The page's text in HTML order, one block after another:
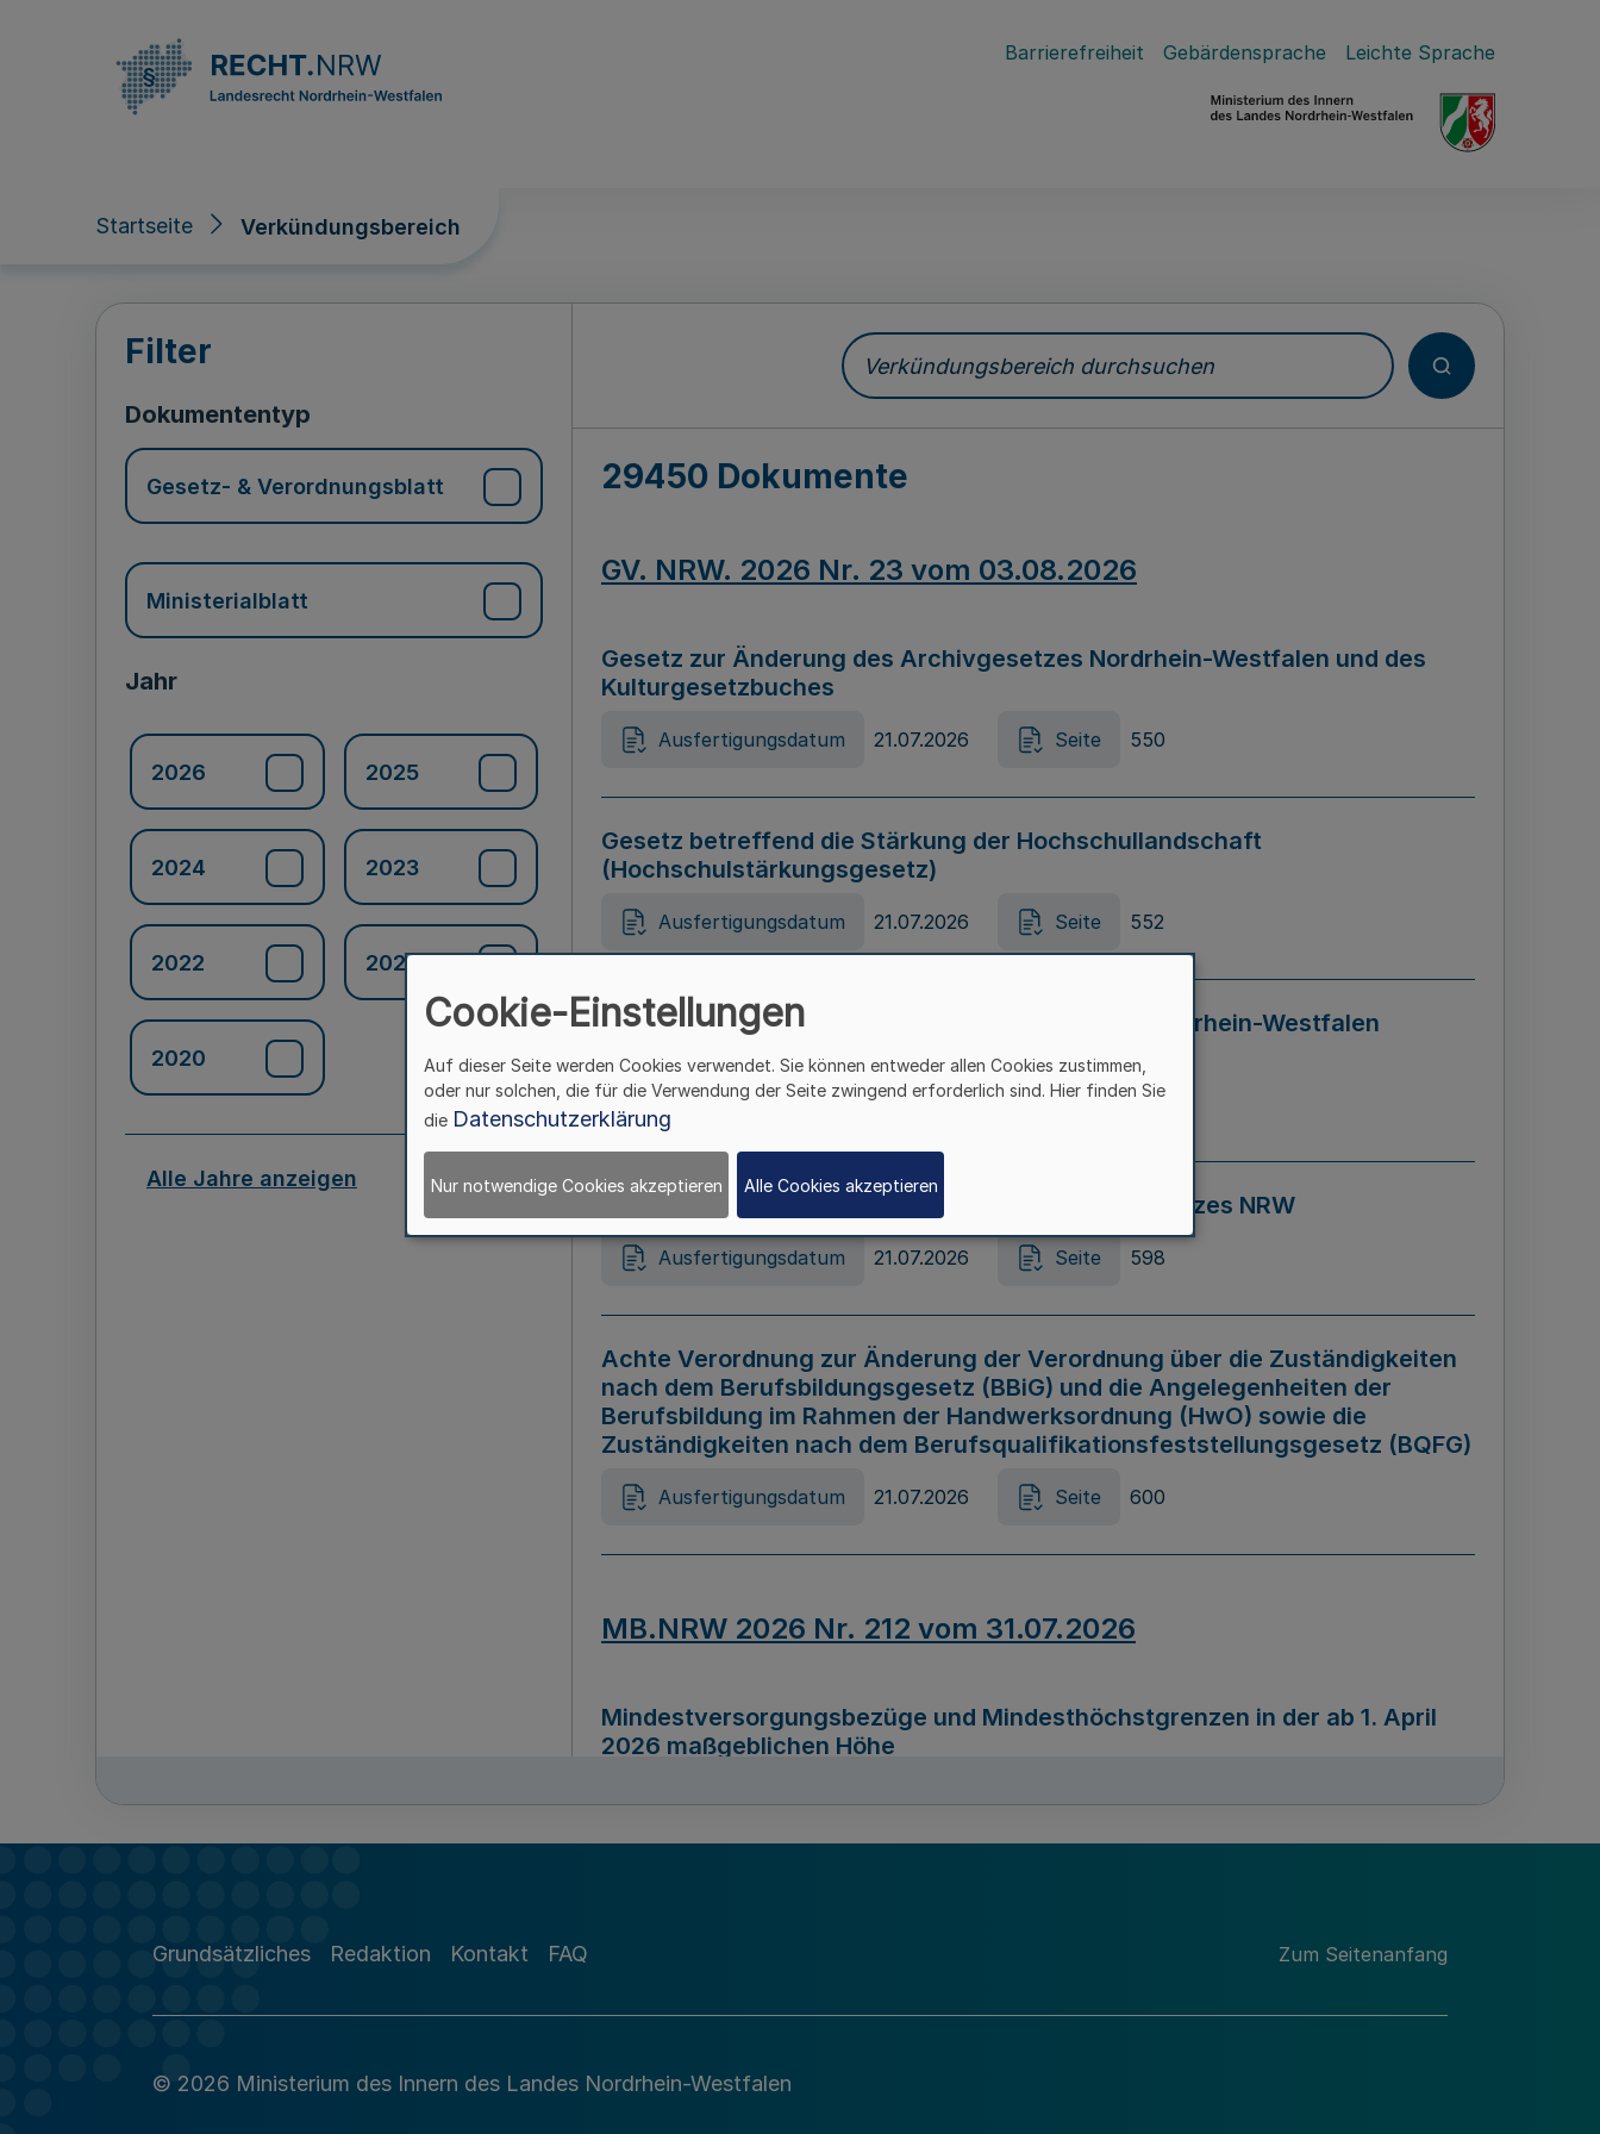
Barrierefreiheit Gebärdensprache Leichte Sprache
Startseite Verkündungsbereich
Verkündungsbereich
Filter
Dokumententyp
Gesetz- & Verordnungsblatt
Ministerialblatt
Jahr
2026 2025
2024 2023
2022 2021
2020
Alle Jahre anzeigen
Verkündungsbereich durchsuchen
29450 Dokumente
GV. NRW. 2026 Nr. 23 vom 03.08.2026
Gesetz zur Änderung des Archivgesetzes Nordrhein-Westfalen und des
Kulturgesetzbuches
Ausfertigungsdatum 21.07.2026 Seite 550
Gesetz betreffend die Stärkung der Hochschullandschaft
(Hochschulstärkungsgesetz)
Ausfertigungsdatum 21.07.2026 Seite 552
Gesetz zur Vermeidung von Diskriminierung in Nordrhein-Westfalen
(Landesantidiskriminierungsgesetz – LADG NRW)
Ausfertigungsdatum 21.07.2026 Seite 595
Gesetz zur Änderung des Online-Casinospiel Gesetzes NRW
Ausfertigungsdatum 21.07.2026 Seite 598
Achte Verordnung zur Änderung der Verordnung über die Zuständigkeiten
nach dem Berufsbildungsgesetz (BBiG) und die Angelegenheiten der
Berufsbildung im Rahmen der Handwerksordnung (HwO) sowie die
Zuständigkeiten nach dem Berufsqualifikationsfeststellungsgesetz (BQFG)
Ausfertigungsdatum 21.07.2026 Seite 600
MB.NRW 2026 Nr. 212 vom 31.07.2026
Mindestversorgungsbezüge und Mindesthöchstgrenzen in der ab 1. April
2026 maßgeblichen Höhe
Richtlinie zur Durchführung des Förderprogramms „Mittelstand Innovativ &
Grundsätzliches Redaktion Kontakt FAQ Zum Seitenanfang
© 2026 Ministerium des Innern des Landes Nordrhein-Westfalen
Cookie-Einstellungen
Auf dieser Seite werden Cookies verwendet. Sie können entweder allen Cookies zustimmen,
oder nur solchen, die für die Verwendung der Seite zwingend erforderlich sind. Hier finden Sie
die Datenschutzerklärung
Nur notwendige Cookies akzeptieren Alle Cookies akzeptieren